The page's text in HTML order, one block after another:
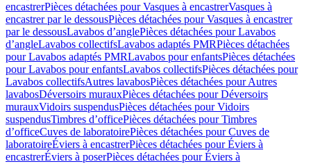
encastrerPièces détachées pour Vasques à encastrerVasques à
encastrer par le dessousPièces détachées pour Vasques à encastrer
par le dessousLavabos d’anglePièces détachées pour Lavabos
d’angleLavabos collectifsLavabos adaptés PMRPièces détachées
pour Lavabos adaptés PMRLavabos pour enfantsPièces détachées
pour Lavabos pour enfantsLavabos collectifsPièces détachées pour
Lavabos collectifsAutres lavabosPièces détachées pour Autres
lavabosDéversoirs murauxPièces détachées pour Déversoirs
murauxVidoirs suspendusPièces détachées pour Vidoirs
suspendusTimbres dʼofficePièces détachées pour Timbres
dʼofficeCuves de laboratoirePièces détachées pour Cuves de
laboratoireÉviers à encastrerPièces détachées pour Éviers à
encastrerÉviers à poserPièces détachées pour Éviers à